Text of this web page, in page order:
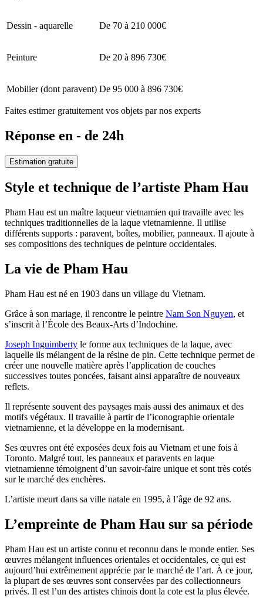
Dessin - aquarelle De 70 à 210 000€
Peinture De 20 à 896 730€
Mobilier (dont paravent) De 95 000 à 896 730€
Faites estimer gratuitement vos objets par nos experts
Réponse en - de 24h
Estimation gratuite
Style et technique de l’artiste Pham Hau
Pham Hau est un maître laqueur vietnamien qui travaille avec les
techniques traditionnelles de la laque vietnamienne. Il utilise
différents supports : paravent, boîtes, mobilier, panneaux. Il ajoute à
ses compositions des techniques de peinture occidentales.
La vie de Pham Hau
Pham Hau est né en 1903 dans un village du Vietnam.
Grâce à son mariage, il rencontre le peintre Nam Son Nguyen, et
s’inscrit à l’École des Beaux-Arts d’Indochine.
Joseph Inguimberty le forme aux techniques de la laque, avec
laquelle ils mélangent de la résine de pin. Cette technique permet de
créer une nouvelle matière après l’application de couches
successives toutes poncées, faisant ainsi apparaître de nouveaux
reflets.
Il représente souvent des paysages mais aussi des animaux et des
motifs végétaux. Il travaille à partir de l’iconographie orientale
vietnamienne, et la développe en la modernisant.
Ses œuvres ont été exposées deux fois au Vietnam et une fois à
Toronto. Malgré tout, les panneaux et paravents en laque
vietnamienne témoignent d’un savoir-faire unique et sont très cotés
sur le marché des enchères.
L’artiste meurt dans sa ville natale en 1995, à l’âge de 92 ans.
L’empreinte de Pham Hau sur sa période
Pham Hau est un artiste connu et reconnu dans le monde entier. Ses
œuvres mélangent influences orientales et occidentales, ce qui est
aujourd’hui extrêmement apprécie par le marché de l’art. À ce jour,
la plupart de ses œuvres sont conservées par des collectionneurs
privés. Il est l’un des artistes chinois dont la cote est la plus élevée.